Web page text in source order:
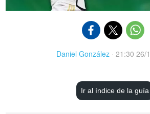
Daniel González · 21:30 26/
Ir al índice de la guía